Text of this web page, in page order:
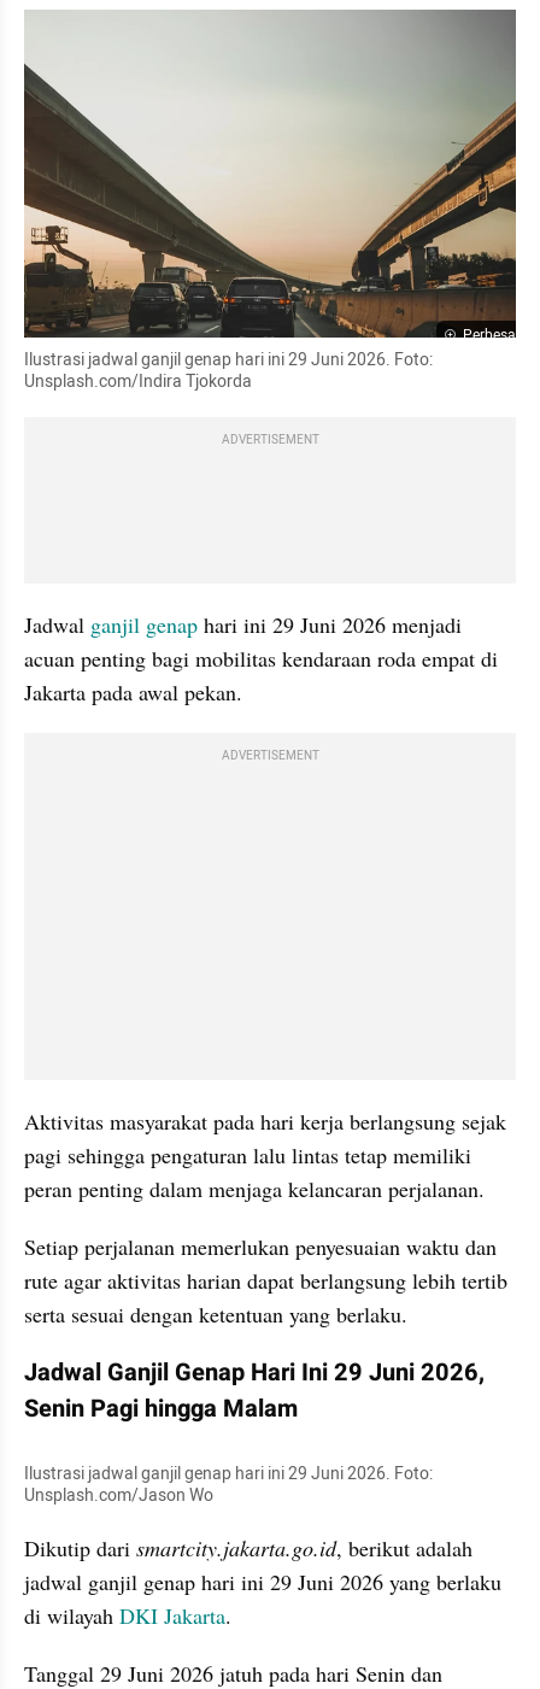
Perbesar
Ilustrasi jadwal ganjil genap hari ini 29 Juni 2026. Foto:
Unsplash.com/Indira Tjokorda
ADVERTISEMENT
Jadwal ganjil genap hari ini 29 Juni 2026 menjadi
acuan penting bagi mobilitas kendaraan roda empat di
Jakarta pada awal pekan.
ADVERTISEMENT
Aktivitas masyarakat pada hari kerja berlangsung sejak
pagi sehingga pengaturan lalu lintas tetap memiliki
peran penting dalam menjaga kelancaran perjalanan.
Setiap perjalanan memerlukan penyesuaian waktu dan
rute agar aktivitas harian dapat berlangsung lebih tertib
serta sesuai dengan ketentuan yang berlaku.
Jadwal Ganjil Genap Hari Ini 29 Juni 2026,
Senin Pagi hingga Malam
Ilustrasi jadwal ganjil genap hari ini 29 Juni 2026. Foto:
Unsplash.com/Jason Wo
Dikutip dari smartcity.jakarta.go.id, berikut adalah
jadwal ganjil genap hari ini 29 Juni 2026 yang berlaku
di wilayah DKI Jakarta.
Tanggal 29 Juni 2026 jatuh pada hari Senin dan